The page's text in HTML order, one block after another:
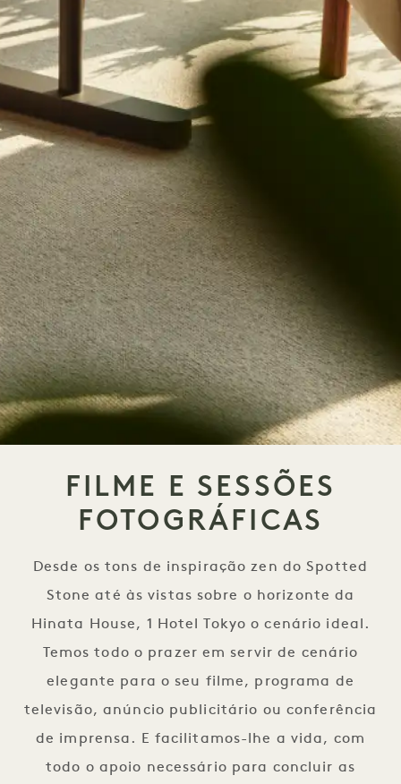
FILME E SESSÕES
FOTOGRÁFICAS
Desde os tons de inspiração zen do Spotted
Stone até às vistas sobre o horizonte da
Hinata House, 1 Hotel Tokyo o cenário ideal.
Temos todo o prazer em servir de cenário
elegante para o seu filme, programa de
televisão, anúncio publicitário ou conferência
de imprensa. E facilitamos-lhe a vida, com
todo o apoio necessário para concluir as